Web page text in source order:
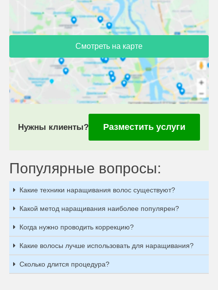
Смотреть на карте
Нужны клиенты? Разместить услуги
Популярные вопросы:
Какие техники наращивания волос существуют?
Какой метод наращивания наиболее популярен?
Когда нужно проводить коррекцию?
Какие волосы лучше использовать для наращивания?
Сколько длится процедура?